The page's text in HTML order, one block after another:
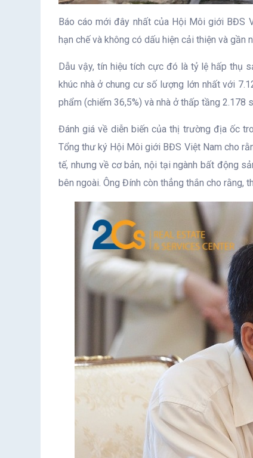
Báo cáo mới đây nhất của Hội Môi giới BĐS
hạn chế và không có dấu hiện cải thiện và
Dẫu vậy, tín hiệu tích cực đó là tỷ lệ hấp thụ
khúc nhà ở chung cư số lượng lớn nhất với
phẩm (chiếm 36,5%) và nhà ở thấp tầng 2.178
Đánh giá về diễn biến của thị trường địa ốc
Tổng thư ký Hội Môi giới BĐS Việt Nam cho
tế, nhưng về cơ bản, nội tại ngành bất động
bên ngoài. Ông Đính còn thẳng thắn cho